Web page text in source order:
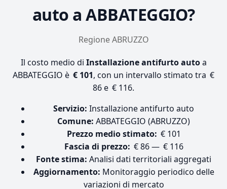
auto a ABBATEGGIO?
Regione ABRUZZO
Il costo medio di Installazione antifurto autoa
ABBATEGGIO è € 101, con un intervallo stimato tra €
86 e € 116.
Servizio: Installazione antifurto auto
Comune: ABBATEGGIO (ABRUZZO)
Prezzo medio stimato: € 101
Fascia di prezzo: € 86 — € 116
Fonte stima: Analisi dati territoriali aggregati
Aggiornamento: Monitoraggio periodico delle
variazioni di mercato